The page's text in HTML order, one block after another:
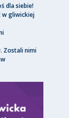
dla siebie!
w gliwickiej
Zostali nimi